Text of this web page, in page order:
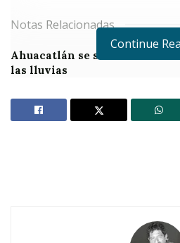
Notas Relacionadas
Ahuacatlán se solidariza con
las lluvias
San Pedro Lagunillas atiende
lluvias
Este año, los agricultores
Continue